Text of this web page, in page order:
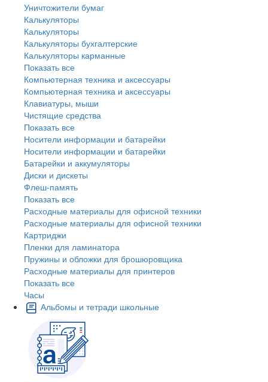
Уничтожители бумаг
Калькуляторы
Калькуляторы
Калькуляторы бухгалтерские
Калькуляторы карманные
Показать все
Компьютерная техника и аксессуары
Компьютерная техника и аксессуары
Клавиатуры, мыши
Чистящие средства
Показать все
Носители информации и батарейки
Носители информации и батарейки
Батарейки и аккумуляторы
Диски и дискеты
Флеш-память
Показать все
Расходные материалы для офисной техники
Расходные материалы для офисной техники
Картриджи
Пленки для ламинатора
Пружины и обложки для брошюровщика
Расходные материалы для принтеров
Показать все
Часы
Альбомы и тетради школьные